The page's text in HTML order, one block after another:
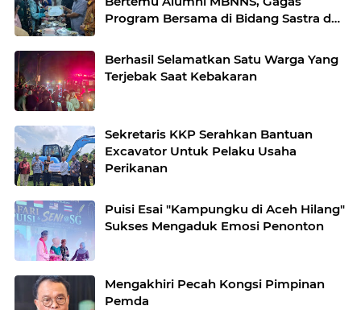
Program Bersama di Bidang Sastra dan
Berhasil Selamatkan Satu Warga Yang
Terjebak Saat Kebakaran
Sekretaris KKP Serahkan Bantuan
Excavator Untuk Pelaku Usaha
Perikanan
Puisi Esai "Kampungku di Aceh Hilang"
Sukses Mengaduk Emosi Penonton
Mengakhiri Pecah Kongsi Pimpinan
Pemda